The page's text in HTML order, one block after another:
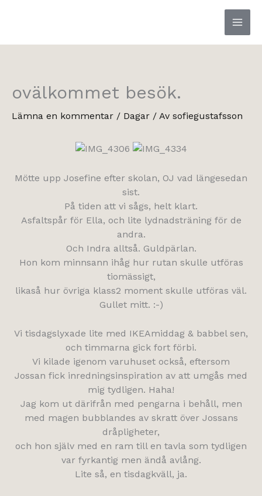
ovälkommet besök.
Lämna en kommentar / Dagar / Av sofiegustafsson
Mötte upp Josefine efter skolan, OJ vad längesedan
sist.
På tiden att vi sågs, helt klart.
Asfaltspår för Ella, och lite lydnadsträning för de
andra.
Och Indra alltså. Guldpärlan.
Hon kom minnsann ihåg hur rutan skulle utföras
tiomässigt,
likaså hur övriga klass2 moment skulle utföras väl.
Gullet mitt. :-)
Vi tisdagslyxade lite med IKEAmiddag & babbel sen,
och timmarna gick fort förbi.
Vi kilade igenom varuhuset också, eftersom
Jossan fick inredningsinspiration av att umgås med
mig tydligen. Haha!
Jag kom ut därifrån med pengarna i behåll, men
med magen bubblandes av skratt över Jossans
dråpligheter,
och hon själv med en ram till en tavla som tydligen
var fyrkantig men ändå avlång.
Lite så, en tisdagkväll, ja.